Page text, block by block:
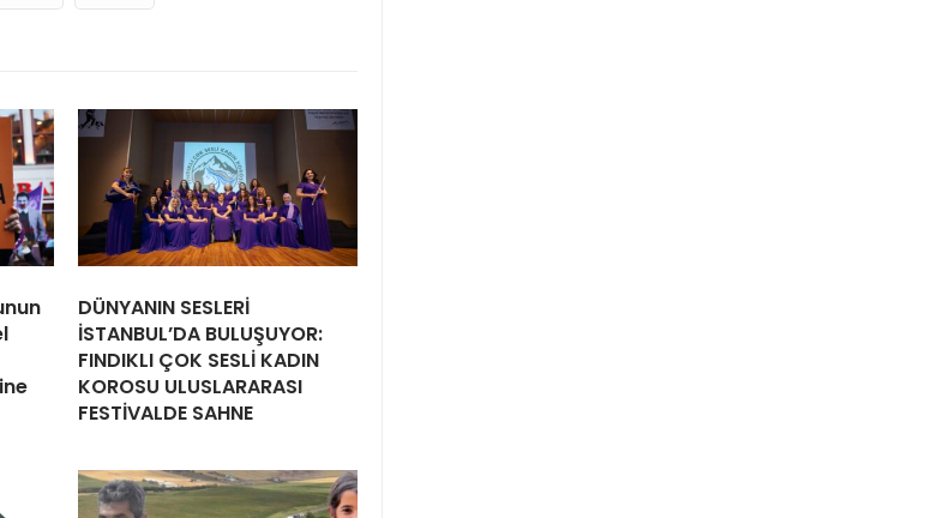
DÜNYANIN SESLERİ
İSTANBUL’DA BULUŞUYOR:
FINDIKLI ÇOK SESLİ KADIN
KOROSU ULUSLARARASI
FESTİVALDE SAHNE